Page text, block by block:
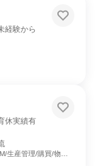
経験から
休実績有
/購買/物流、交通/運輸